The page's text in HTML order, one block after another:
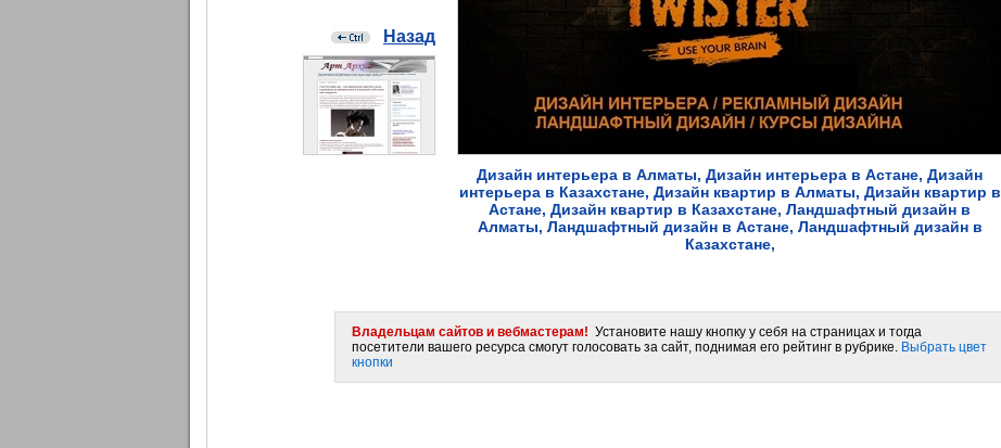
Назад
Дизайн интерьера в Алматы, Дизайн интерьера в Астане, Дизайн
интерьера в Казахстане, Дизайн квартир в Алматы, Дизайн квартир в
Астане, Дизайн квартир в Казахстане, Ландшафтный дизайн в
Алматы, Ландшафтный дизайн в Астане, Ландшафтный дизайн в
Казахстане,
Владельцам сайтов и вебмастерам! Установите нашу кнопку у себя на страницах и тогда
посетители вашего ресурса смогут голосовать за сайт, поднимая его рейтинг в рубрике. Выбрать цвет
кнопки